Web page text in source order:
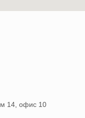
14, офис 10